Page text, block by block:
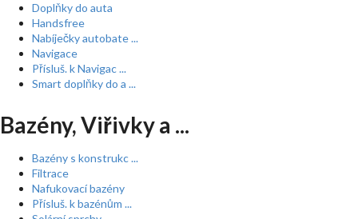
Doplňky do auta
Handsfree
Nabíječky autobate ...
Navigace
Přísluš. k Navigac ...
Smart doplňky do a ...
Bazény, Viřivky a ...
Bazény s konstrukc ...
Filtrace
Nafukovací bazény
Přísluš. k bazénům ...